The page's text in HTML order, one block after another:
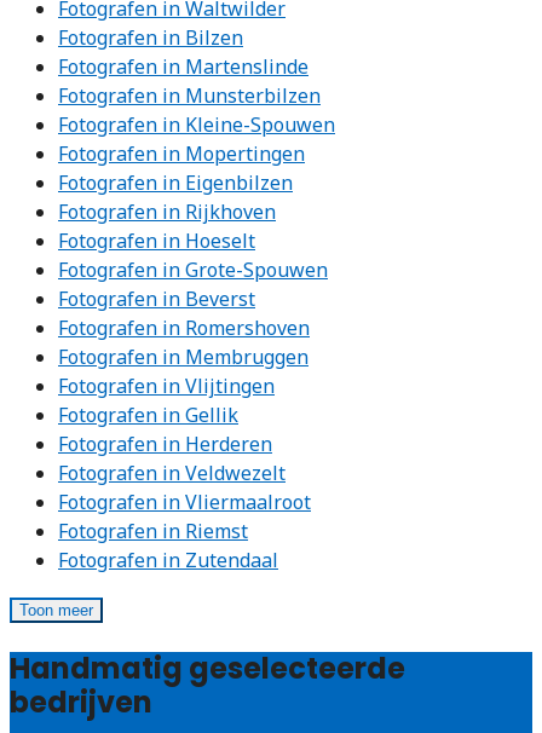
Fotografen in Waltwilder
Fotografen in Bilzen
Fotografen in Martenslinde
Fotografen in Munsterbilzen
Fotografen in Kleine-Spouwen
Fotografen in Mopertingen
Fotografen in Eigenbilzen
Fotografen in Rijkhoven
Fotografen in Hoeselt
Fotografen in Grote-Spouwen
Fotografen in Beverst
Fotografen in Romershoven
Fotografen in Membruggen
Fotografen in Vlijtingen
Fotografen in Gellik
Fotografen in Herderen
Fotografen in Veldwezelt
Fotografen in Vliermaalroot
Fotografen in Riemst
Fotografen in Zutendaal
Toon meer
Handmatig geselecteerde
bedrijven